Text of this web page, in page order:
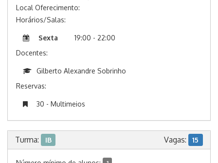
Local Oferecimento:
Horários/Salas:
Sexta
19:00 - 22:00
Docentes:
Gilberto Alexandre Sobrinho
Reservas:
30 - Multimeios
Turma: IB Vagas: 15